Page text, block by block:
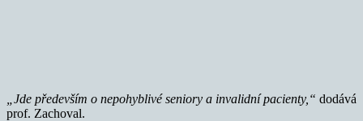
„Jde především o nepohyblivé seniory a invalidní pacienty,“ dodává
prof. Zachoval.